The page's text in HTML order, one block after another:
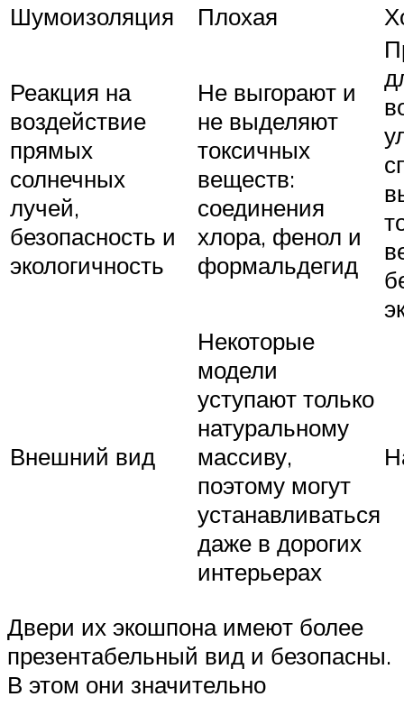
Шумоизоляция
Плохая
Реакция на
воздействие
прямых
солнечных
лучей,
безопасность и
экологичность
Не выгорают и
не выделяют
токсичных
веществ:
соединения
хлора, фенол и
формальдегид
Внешний вид
Некоторые
модели
уступают только
натуральному
массиву,
поэтому могут
устанавливаться
даже в дорогих
интерьерах
Двери их экошпона имеют более
презентабельный вид и безопасны.
В этом они значительно